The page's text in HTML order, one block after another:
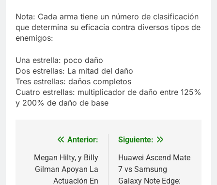
Nota: Cada arma tiene un número de clasificación
que determina su eficacia contra diversos tipos de
enemigos:
Una estrella: poco daño
Dos estrellas: La mitad del daño
Tres estrellas: daños completos
Cuatro estrellas: multiplicador de daño entre 125%
y 200% de daño de base
Navegación
de
entradas
Anterior:
Megan Hilty, y Billy
Gilman Apoyan La
Actuación En
Siguiente:
Huawei Ascend Mate
7 vs Samsung
Galaxy Note Edge: